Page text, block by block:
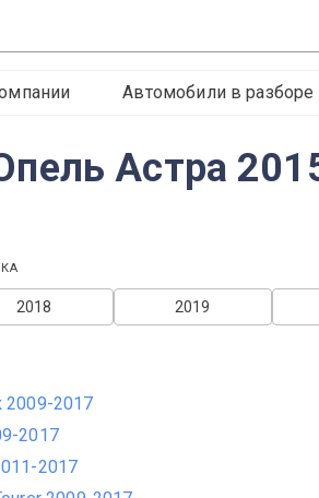
Автомобили в разборе
Астра
2019
2018
2009-2017
2017
2017